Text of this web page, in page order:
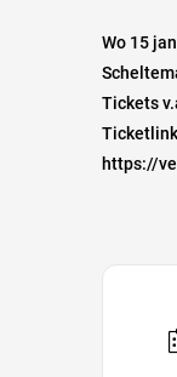
Wo 15
Tickets
https://